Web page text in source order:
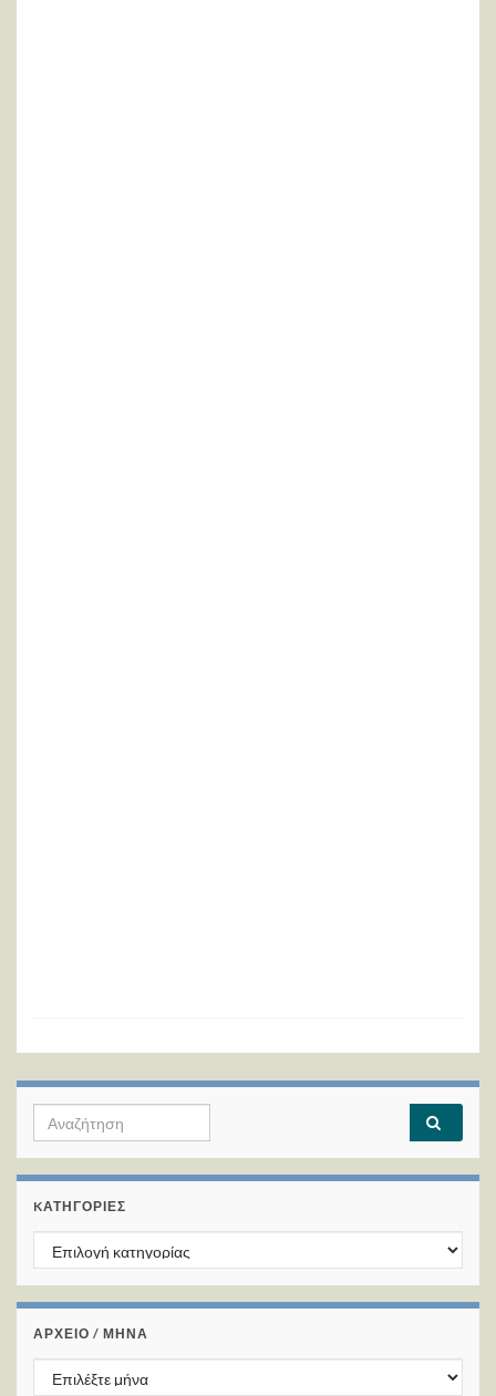
Search for:
KΑΤΗΓΟΡΊΕΣ
Kατηγορίες
ΑΡΧΕΙΟ / ΜΗΝΑ
ΑΡΧΕΙΟ / ΜΗΝΑ